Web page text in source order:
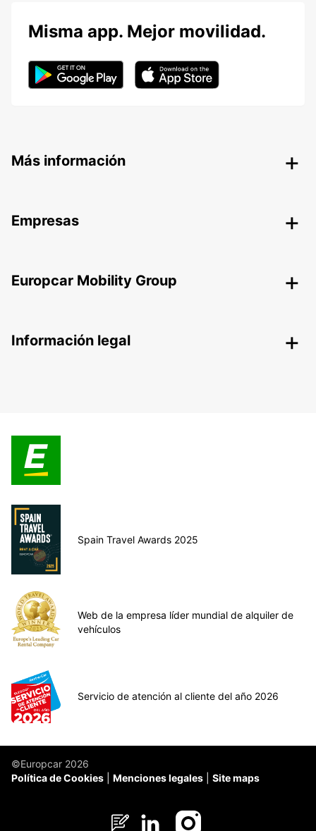
Misma app. Mejor movilidad.
Más información
Empresas
Europcar Mobility Group
Información legal
Spain Travel Awards 2025
Web de la empresa líder mundial de alquiler de
vehículos
Servicio de atención al cliente del año 2026
©Europcar 2026
Política de Cookies
Menciones legales Site maps